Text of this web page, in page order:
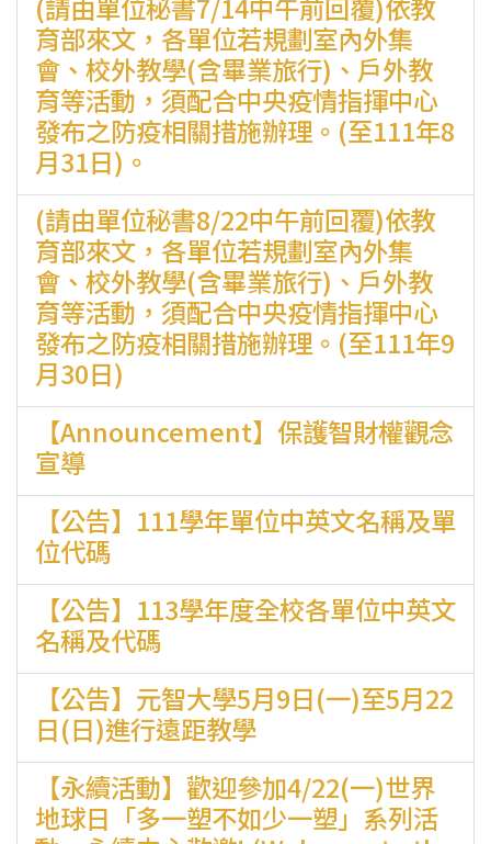
(請由單位秘書7/14中午前回覆)依教
育部來文，各單位若規劃室內外集
會、校外教學(含畢業旅行)、戶外教
育等活動，須配合中央疫情指揮中心
發布之防疫相關措施辦理。(至111年8
月31日)。
(請由單位秘書8/22中午前回覆)依教
育部來文，各單位若規劃室內外集
會、校外教學(含畢業旅行)、戶外教
育等活動，須配合中央疫情指揮中心
發布之防疫相關措施辦理。(至111年9
月30日)
【Announcement】保護智財權觀念
宣導
【公告】111學年單位中英文名稱及單
位代碼
【公告】113學年度全校各單位中英文
名稱及代碼
【公告】元智大學5月9日(一)至5月22
日(日)進行遠距教學
【永續活動】歡迎參加4/22(一)世界
地球日「多一塑不如少一塑」系列活